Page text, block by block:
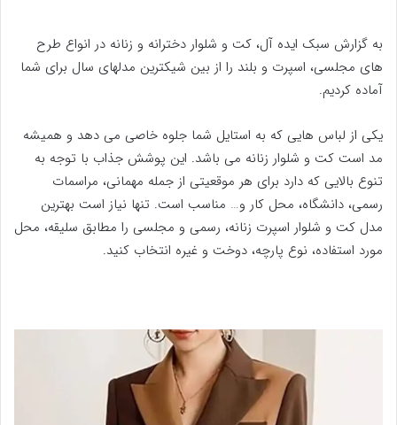
به گزارش سبک ایده آل، کت و شلوار دخترانه و زنانه در انواع طرح
های مجلسی، اسپرت و بلند را از بین شیکترین مدلهای سال برای شما
آماده کردیم.
یکی از لباس هایی که به استایل شما جلوه خاصی می دهد و همیشه
مد است کت و شلوار زنانه می باشد. این پوشش جذاب با توجه به
تنوع بالایی که دارد برای هر موقعیتی از جمله مهمانی، مراسمات
رسمی، دانشگاه، محل کار و… مناسب است. تنها نیاز است بهترین
مدل کت و شلوار اسپرت زنانه، رسمی و مجلسی را مطابق سلیقه، محل
مورد استفاده، نوع پارچه، دوخت و غیره انتخاب کنید.